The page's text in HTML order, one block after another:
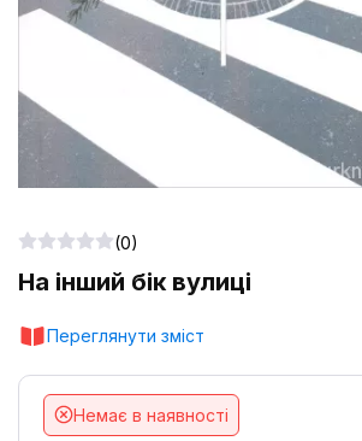
На інший бік вулиці
Переглянути зміст
(0)
Немає в наявності